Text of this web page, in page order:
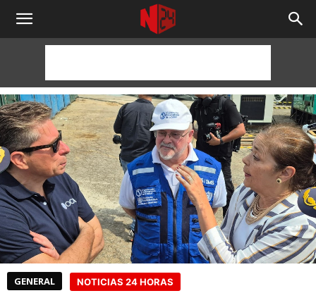
NOTICIAS
HORAS
GENERAL NOTICIAS 24 HORAS